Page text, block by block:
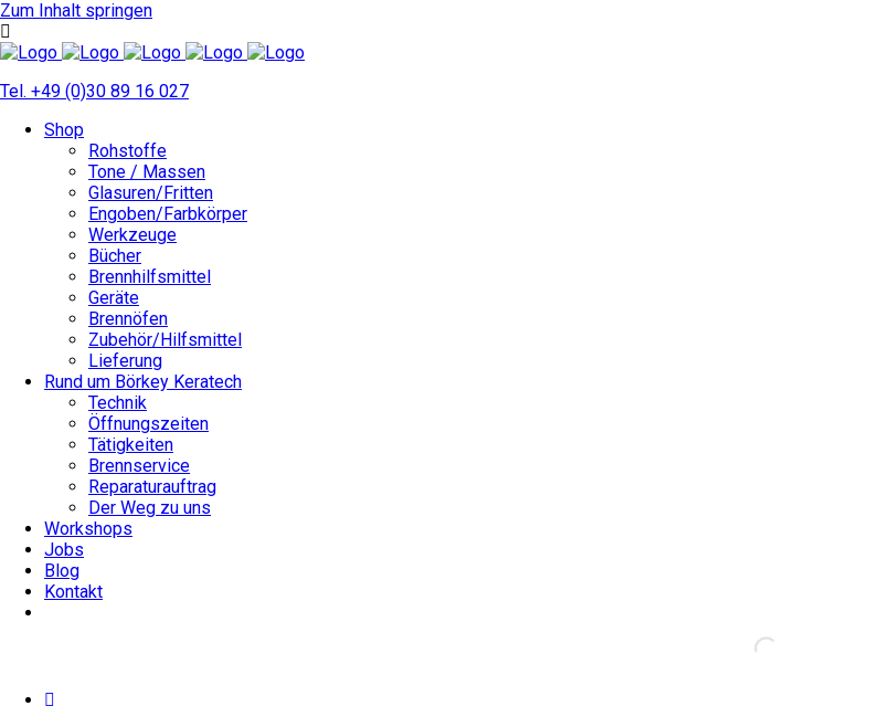
Zum Inhalt springen
Tel. +49 (0)30 89 16 027
Shop
Rohstoffe
Tone / Massen
Glasuren/Fritten
Engoben/Farbkörper
Werkzeuge
Bücher
Brennhilfsmittel
Geräte
Brennöfen
Zubehör/Hilfsmittel
Lieferung
Rund um Börkey Keratech
Technik
Öffnungszeiten
Tätigkeiten
Brennservice
Reparaturauftrag
Der Weg zu uns
Workshops
Jobs
Blog
Kontakt